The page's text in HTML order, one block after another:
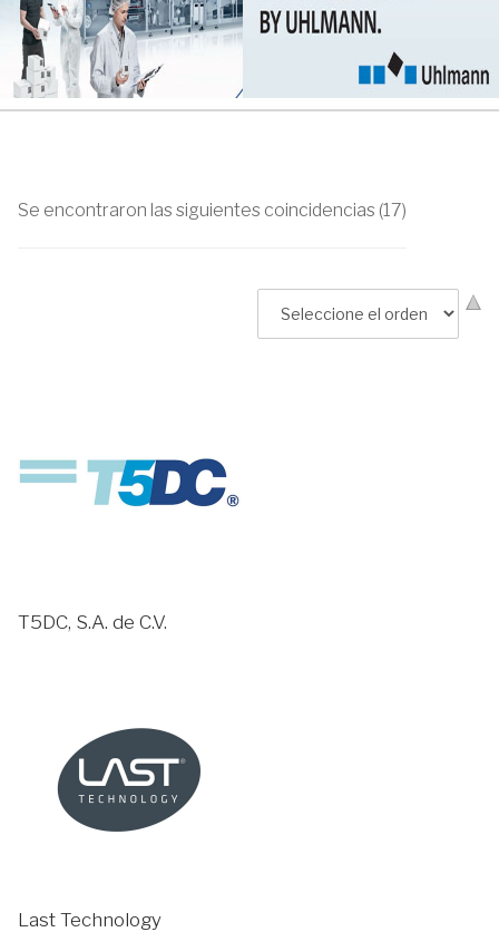
Se encontraron las siguientes coincidencias (17)
T5DC, S.A. de C.V.
Last Technology